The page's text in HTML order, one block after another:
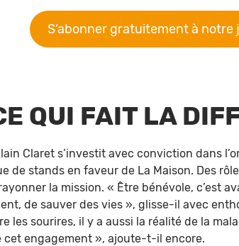
S’abonner gratuitement à notre
QUI FAIT LA
Claret s’investit avec conviction dans
de stands en faveur de La Maison. Des
la mission. « Être bénévole, c’est
de sauver des vies », glisse-il avec
les sourires, il y a aussi la réalité de la
cet engagement », ajoute-t-il encore.